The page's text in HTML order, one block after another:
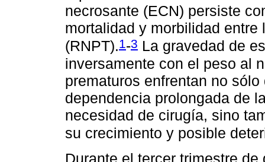
necrosante (ECN) persiste
mortalidad y morbilidad
(RNPT).1 -3 La gravedad de
inversamente con el peso al
prematuros enfrentan no
dependencia prolongada de
necesidad de cirugía, sino
su crecimiento y posible
Durante el tercer trimestre